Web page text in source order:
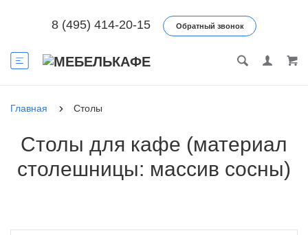
8 (495) 414-20-15 Обратный звонок
Главная Столы
Столы для кафе (материал
столешницы: массив сосны)